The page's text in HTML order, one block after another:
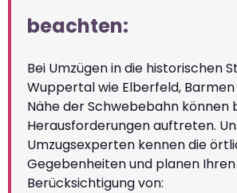
beachten:
Bei Umzügen in die historischen
Wuppertal wie Elberfeld,
Nähe der Schwebebahn können
Herausforderungen auftreten.
Umzugsexperten kennen die
Gegebenheiten und planen
Berücksichtigung von: